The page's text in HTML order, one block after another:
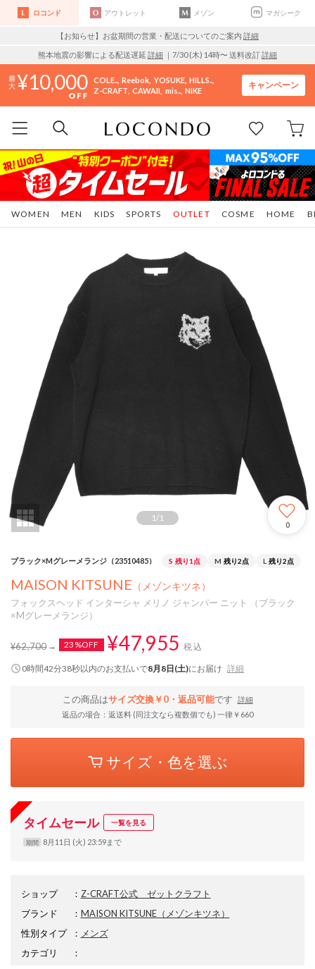
ロコンド アウトレット メゾン マガシーク
【お知らせ】お盆期間の営業・配送についてのご案内 詳細
熊本地震の影響による配送遅延 詳細 ｜7/30 (木) 14時〜 送料改訂詳細
10,000 COLE.. Reebok YOSUKE HILLS..
Z-CRAFT CAWAII mis.. NIKE
キャンペーン
WOMEN MEN KIDS SPORTS COSME HOME
OUTLET
1 /1
0
ブラック×Mグレーメランジ（23510485） S 残り1点 M 残り2点 L 残り2点
MAISON KITSUNE （メゾンキツネ）
フォックスヘッド インターシャ メリノ ジャンパー ニット （ブラック
×Mグレーメランジ）
¥62,700 23%OFF ¥47,955 税込
0時間42分38秒以内のお支払いで8月8日(土)にお届け 詳細
この商品はサイズ交換￥0・返品可能です
詳細
返品の場合：返送料 (同注文なら複数個でも) 一律￥660
サイズ・色を選ぶ
タイムセール 一覧を見る
期間 8月11日 (火) 23:59まで
ショップ ： Z-CRAFT公式 ゼットクラフト
ブランド
： MAISON KITSUNE（メゾンキツネ）
性別タイプ
： メンズ
カテゴリ
：